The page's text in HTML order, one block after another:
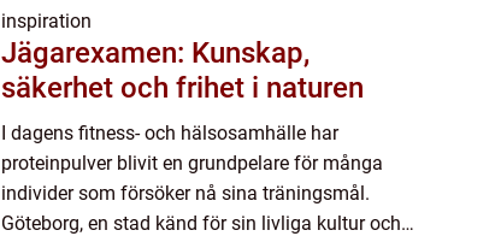
inspiration
Jägarexamen: Kunskap,
säkerhet och frihet i naturen
I dagens fitness- och hälsosamhälle har
proteinpulver blivit en grundpelare för många
individer som försöker nå sina träningsmål.
Göteborg, en stad känd för sin livliga kultur och